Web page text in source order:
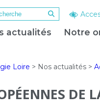
actualités Notre
Loire > Nos actualités >